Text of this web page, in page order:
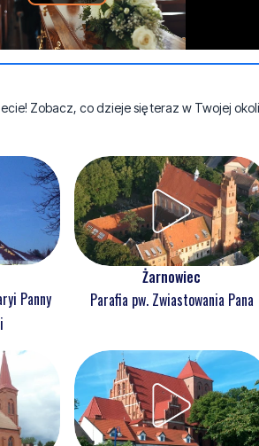
Zobacz, co dzieje się teraz w Twojej
Panny
Żarnowiec
Parafia pw. Zwiastowania Pana